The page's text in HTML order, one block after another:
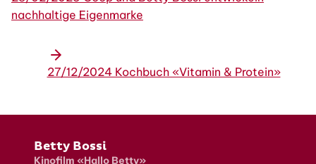
nachhaltige Eigenmarke
27/12/2024 Kochbuch «Vitamin & Protein»
Fusszeile
Betty Bossi
Kinofilm «Hallo Betty»